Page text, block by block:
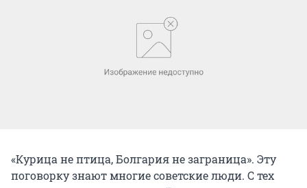
«Курица не птица, Болгария не заграница». Эту
поговорку знают многие советские люди. С тех